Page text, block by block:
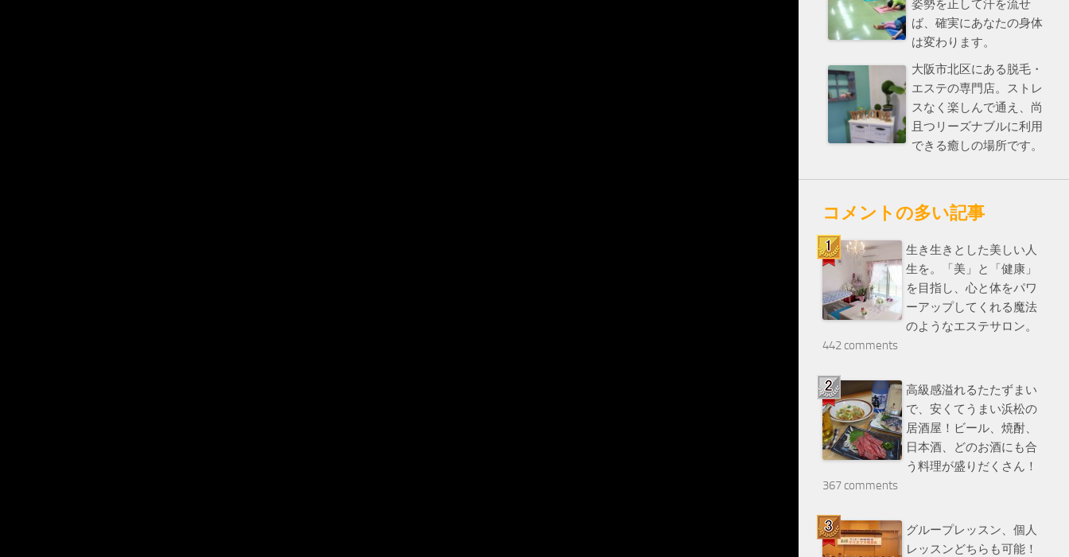
姿勢を正して汗を流せ
ば、確実にあなたの身体
は変わります。
大阪市北区にある脱毛・
エステの専門店。ストレ
スなく楽しんで通え、尚
且つリーズナブルに利用
できる癒しの場所です。
コメントの多い記事
生き生きとした美しい人
生を。「美」と「健康」
を目指し、心と体をパワ
ーアップしてくれる魔法
のようなエステサロン。
442 comments
高級感溢れるたたずまい
で、安くてうまい浜松の
居酒屋！ビール、焼酎、
日本酒、どのお酒にも合
う料理が盛りだくさん！
367 comments
グループレッスン、個人
レッスンどちらも可能！